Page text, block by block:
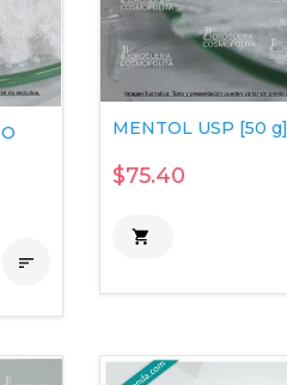

MENTOL USP [50 g]
$75.40
